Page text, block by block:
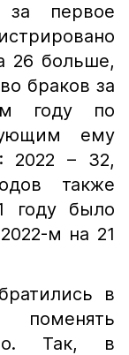
за первое
26 больше,
браков за
году по
ему
2022 – 32,
также
году было
м на 21
в
Так, в